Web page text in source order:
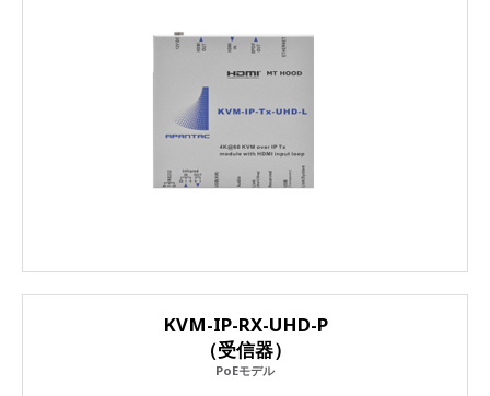
KVM-IP-RX-UHD-P
（受信器）
PoEモデル